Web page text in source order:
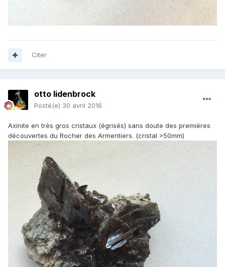
Citer
otto lidenbrock
Posté(e) 30 avril 2016
Axinite en très gros cristaux (égrisés) sans doute des premières
découvertes du Rocher des Armentiers. (cristal >50mm)